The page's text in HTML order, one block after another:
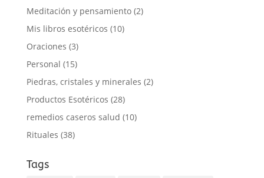
Meditación y pensamiento(2)
Mis libros esotéricos (10)
Oraciones (3)
Personal (15)
Piedras, cristales y minerales (2)
Productos Esotéricos (28)
remedios caseros salud (10)
Rituales (38)
Tags